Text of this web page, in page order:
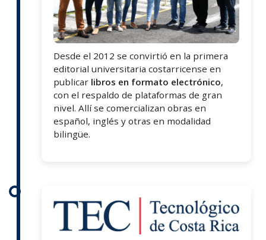
Desde el 2012 se convirtió en la primera
editorial universitaria costarricense en
publicar libros en formato electrónico,
con el respaldo de plataformas de gran
nivel. Allí se comercializan obras en
español, inglés y otras en modalidad
bilingüe.